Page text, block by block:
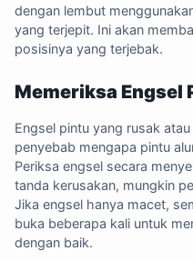
dengan lembut
yang terjepit. Ini akan
posisinya yang terjebak.
Memeriksa Engsel
Engsel pintu yang rusak
penyebab mengapa pintu
Periksa engsel secara
tanda kerusakan, mungkin
Jika engsel hanya macet,
buka beberapa kali untuk
dengan baik.